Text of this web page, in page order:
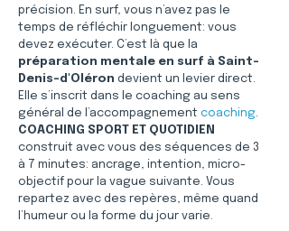
précision. En surf, vous n’avez pas le
temps de réfléchir longuement: vous
devez exécuter. C’est là que la
préparation mentale en surf à Saint-
Denis-d'Oléron devient un levier direct.
Elle s’inscrit dans le coaching au sens
général de l’accompagnement coaching.
COACHING SPORT ET QUOTIDIEN
construit avec vous des séquences de 3
à 7 minutes: ancrage, intention, micro-
objectif pour la vague suivante. Vous
repartez avec des repères, même quand
l’humeur ou la forme du jour varie.